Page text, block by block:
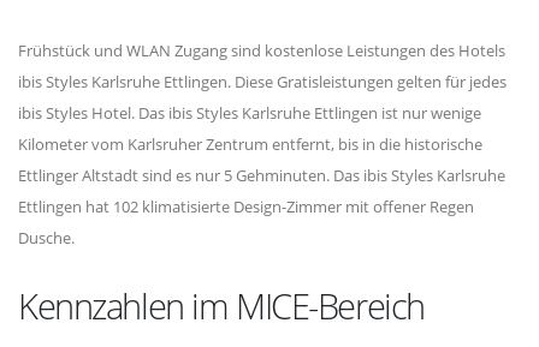
Frühstück und WLAN Zugang sind kostenlose Leistungen des Hotels
ibis Styles Karlsruhe Ettlingen. Diese Gratisleistungen gelten für jedes
ibis Styles Hotel. Das ibis Styles Karlsruhe Ettlingen ist nur wenige
Kilometer vom Karlsruher Zentrum entfernt, bis in die historische
Ettlinger Altstadt sind es nur 5 Gehminuten. Das ibis Styles Karlsruhe
Ettlingen hat 102 klimatisierte Design-Zimmer mit offener Regen
Dusche.
Kennzahlen im MICE-Bereich